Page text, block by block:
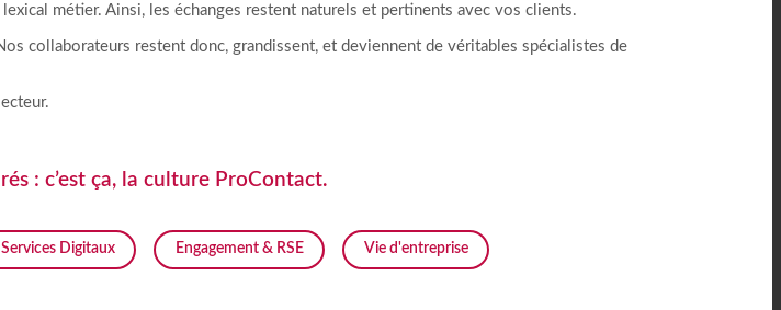
métier. Ainsi, les échanges restent naturels et pertinents avec vos clients.
collaborateurs restent donc, grandissent, et deviennent de véritables spécialistes de
: c’est ça, la culture ProContact.
Services Digitaux Engagement & RSE Vie d'entreprise